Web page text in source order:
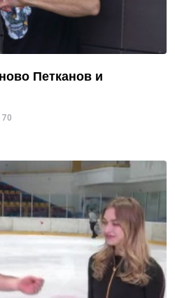
Петканов и